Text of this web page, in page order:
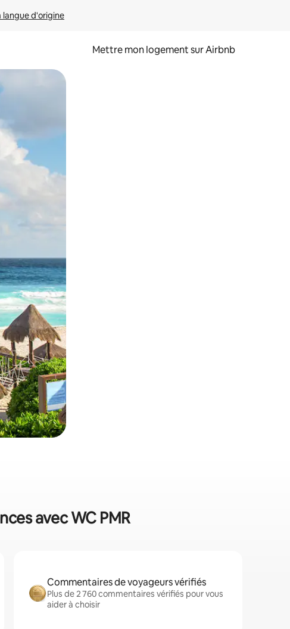
langue d'origine
Mettre mon logement sur Airbnb
faisant glisser.
avec WC PMR
Commentaires de voyageurs vérifiés
Plus de 2 760 commentaires vérifiés pour vous
aider à choisir